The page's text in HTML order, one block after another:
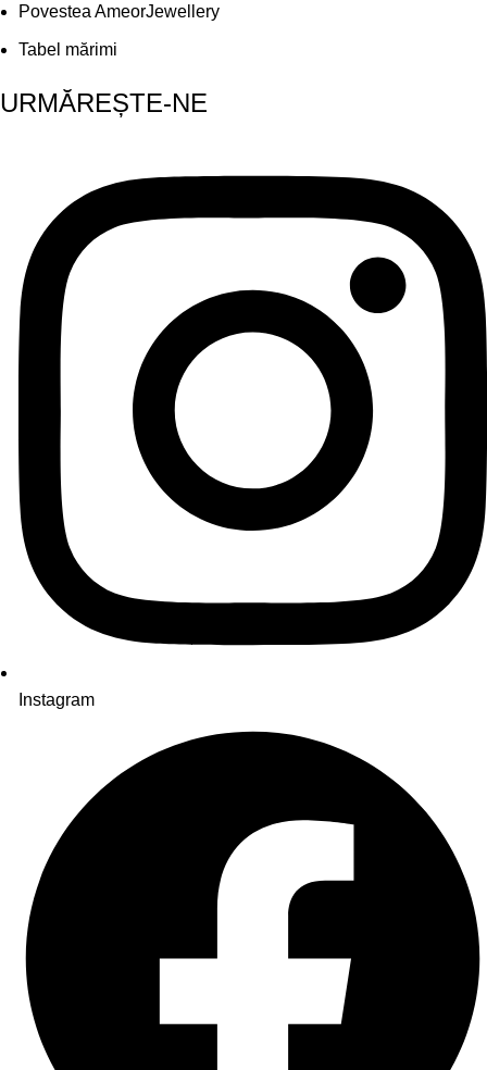
Povestea AmeorJewellery
Tabel mărimi
URMĂREȘTE-NE
Instagram